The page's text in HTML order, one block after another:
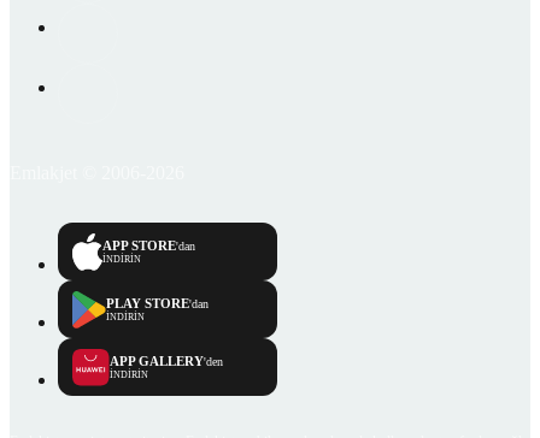
APP STORE'dan
İNDİRİN
PLAY STORE'dan
İNDİRİN
APP GALLERY'den
İNDİRİN